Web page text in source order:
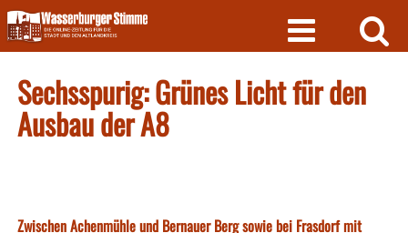
Skip
to
content
Sechsspurig: Grünes Licht für den
Ausbau der A8
Zwischen Achenmühle und Bernauer Berg sowie bei Frasdorf mit